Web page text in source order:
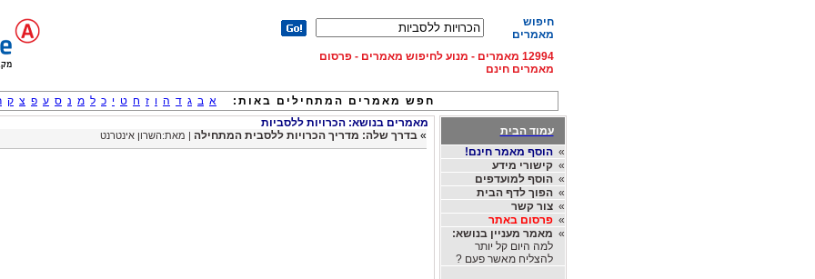
חיפוש
מאמרים
12994 מאמרים - מנוע לחיפוש מאמרים - פרסום
מאמרים חינם
חפש מאמרים המתחילים באות: א ב ג ד ה ו ז ח ט י כ ל מ נ ס ע פ צ ק
עמוד הבית
»הוסף מאמר חינם!
»קישורי מידע
»הוסף למועדפים
»הפוך לדף הבית
»צור קשר
»פרסום באתר
» מאמר מעניין בנושא:
למה היום קל יותר
להצליח מאשר פעם ?
מאמרים בנושא: הכרויות ללסביות
» בדרך שלה: מדריך הכרויות ללסבית המתחילה | מאת:השרון אינטרנט